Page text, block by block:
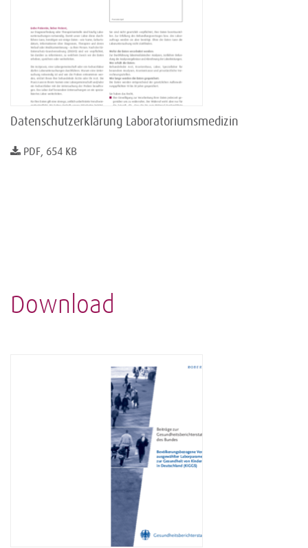
Datenschutzerklärung Laboratoriumsmedizin
PDF, 654 KB
Download